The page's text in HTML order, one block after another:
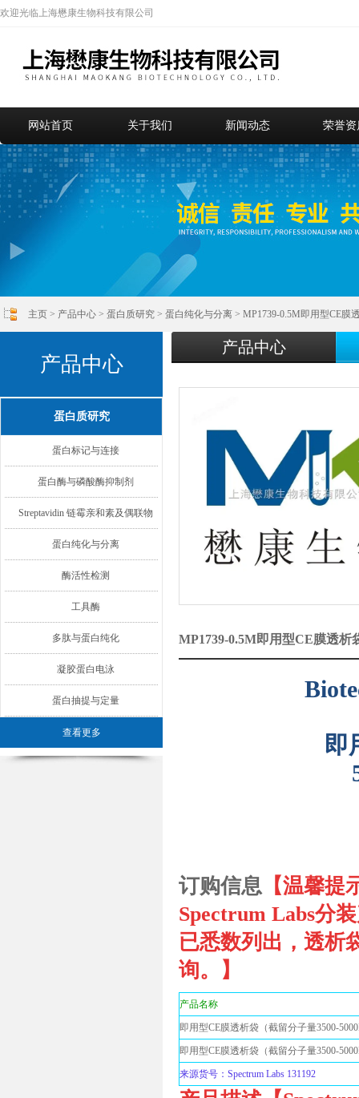
欢迎光临上海懋康生物科技有限公司
网站首页 关于我们 新闻动态 荣誉资
主页 > 产品中心 > 蛋白质研究 > 蛋白纯化与分离 > MP1739-0.5M即用型CE膜
产品中心
蛋白质研究
蛋白标记与连接
蛋白酶与磷酸酶抑制剂
Streptavidin 链霉亲和素及偶联物
蛋白纯化与分离
酶活性检测
工具酶
多肽与蛋白纯化
凝胶蛋白电泳
蛋白抽提与定量
查看更多
产品中心
MP1739-0.5M即用型CE膜透析
Biotech
即
订购信息 【温馨提
Spectrum Labs分
已悉数列出，透析
询。】
产品名称
即用型CE膜透析袋（截留分子量3500-
即用型CE膜透析袋（截留分子量3500-
来源货号：Spectrum Labs 131192